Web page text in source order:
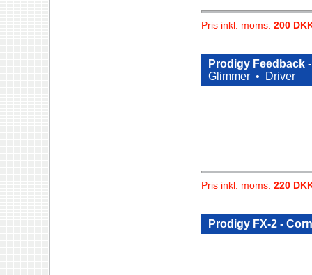
Pris inkl. moms: 200
Prodigy Feedback
Glimmer •
Driver
Pris inkl. moms: 220
Prodigy FX-2 -